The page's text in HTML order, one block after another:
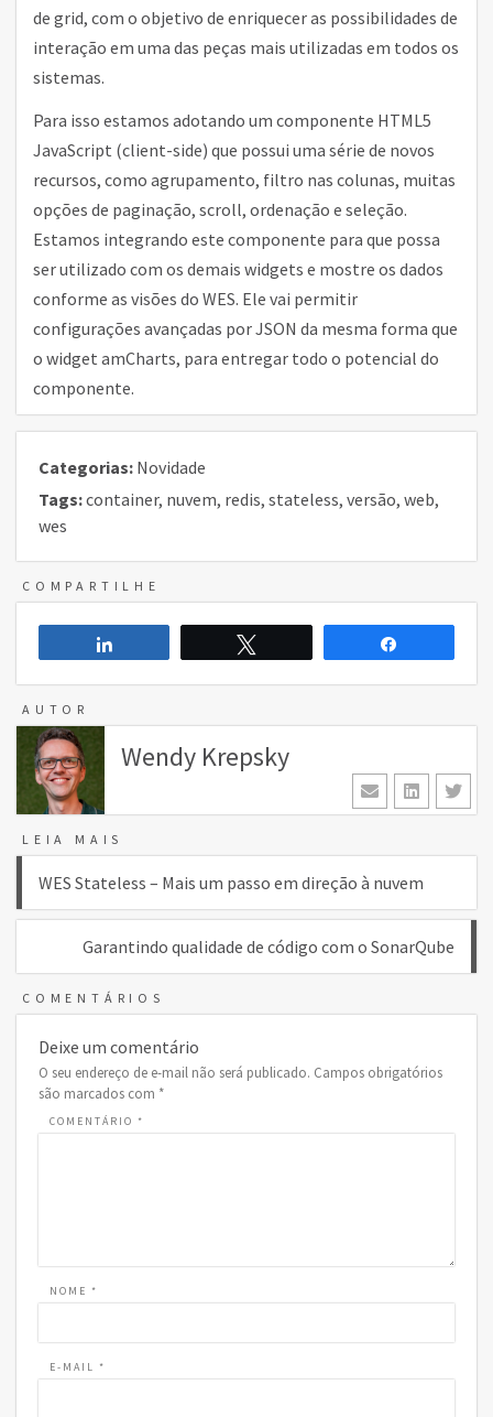
de grid, com o objetivo de enriquecer as possibilidades de
interação em uma das peças mais utilizadas em todos os
sistemas.
Para isso estamos adotando um componente HTML5
JavaScript (client-side) que possui uma série de novos
recursos, como agrupamento, filtro nas colunas, muitas
opções de paginação, scroll, ordenação e seleção.
Estamos integrando este componente para que possa
ser utilizado com os demais widgets e mostre os dados
conforme as visões do WES. Ele vai permitir
configurações avançadas por JSON da mesma forma que
o widget amCharts, para entregar todo o potencial do
componente.
Categorias: Novidade
Tags:container, nuvem, redis, stateless, versão, web,
wes
COMPARTILHE
AUTOR
Wendy Krepsky
LEIA MAIS
Navegação
de
WES Stateless – Mais um passo em direção à nuvem
Garantindo qualidade de código com o SonarQube
COMENTÁRIOS
Deixe um comentário
O seu endereço de e-mail não será publicado. Campos obrigatórios
são marcados com *
COMENTÁRIO *
NOME *
E-MAIL *